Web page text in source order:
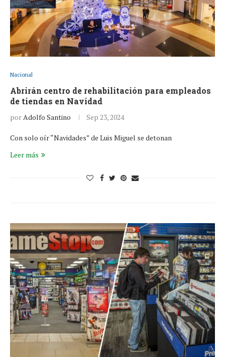
Nacional
Abrirán centro de rehabilitación para empleados
de tiendas en Navidad
porAdolfo Santino Sep 23, 2024
Con solo oír “Navidades” de Luis Miguel se detonan
Leer más